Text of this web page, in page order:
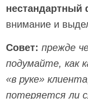
нестандартный
внимание и
Совет: прежде
подумайте, как
«в руке»
потеряется ли